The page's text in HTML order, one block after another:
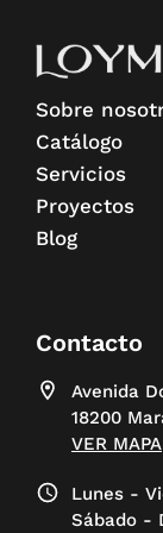
Sobre
Catálogo
Servicios
Proyectos
Blog
Contacto
Avenida
18200
VER MAPA
Lunes -
Sábado -